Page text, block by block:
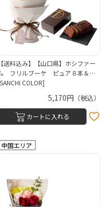
【送料込み】【山口県】ホシファー
フリルブーケ ピュア８本＆…
COLOR]
5,170円 （税込）
カートに入れる